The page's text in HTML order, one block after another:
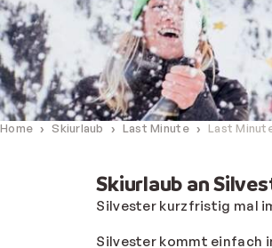
Home Skiurlaub Last Minute Last
Skiurlaub an
Silvester kurzfristig mal
Silvester kommt einfach